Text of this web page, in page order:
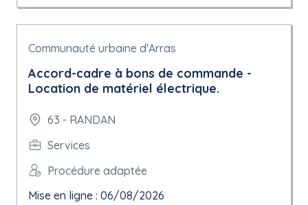
Communauté urbaine d'Arras
Accord-cadre à bons de commande -
Location de matériel électrique.
63 - RANDAN
Services
Procédure adaptée
Mise en ligne : 06/08/2026